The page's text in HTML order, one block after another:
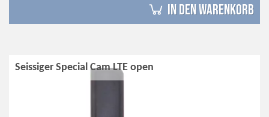
in den Warenkorb
Seissiger Special Cam LTE open